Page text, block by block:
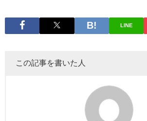
LINE
この記事を書いた人